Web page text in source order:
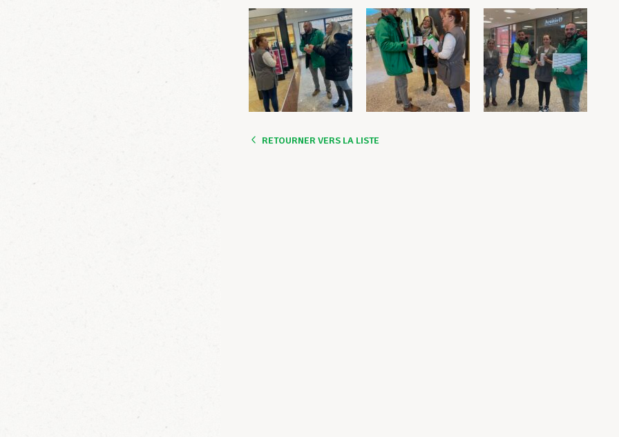
RETOURNER VERS LA LISTE